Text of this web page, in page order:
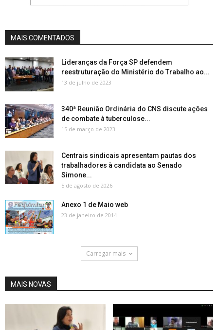
MAIS COMENTADOS
Lideranças da Força SP defendem
reestruturação do Ministério do Trabalho ao...
13 de julho de 2023
340ª Reunião Ordinária do CNS discute ações
de combate à tuberculose...
15 de março de 2023
Centrais sindicais apresentam pautas dos
trabalhadores à candidata ao Senado
Simone...
5 de agosto de 2026
Anexo 1 de Maio web
23 de janeiro de 2014
Carregar mais
MAIS NOVAS